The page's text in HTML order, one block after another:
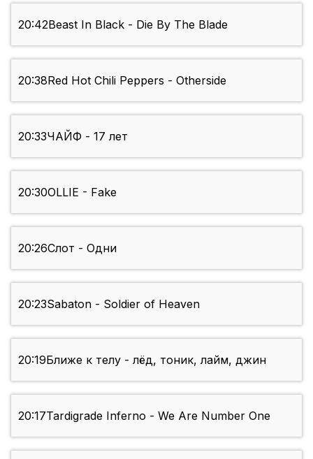
20:42Beast In Black - Die By The Blade
20:38Red Hot Chili Peppers - Otherside
20:33ЧАЙФ - 17 лет
20:30OLLIE - Fake
20:26Слот - Одни
20:23Sabaton - Soldier of Heaven
20:19Ближе к телу - лёд, тоник, лайм, джин
20:17Tardigrade Inferno - We Are Number One